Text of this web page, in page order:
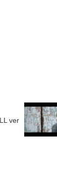
ver